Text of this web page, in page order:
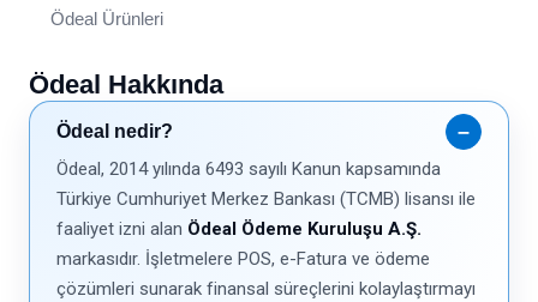
Ödeal Ürünleri
Ödeal Hakkında
Ödeal nedir?
Ödeal, 2014 yılında 6493 sayılı Kanun kapsamında
Türkiye Cumhuriyet Merkez Bankası (TCMB) lisansı ile
faaliyet izni alan Ödeal Ödeme Kuruluşu A.Ş.
markasıdır. İşletmelere POS, e-Fatura ve ödeme
çözümleri sunarak finansal süreçlerini kolaylaştırmayı